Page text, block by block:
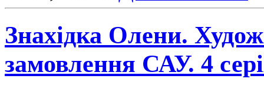
Знахідка Олени.
замовлення САУ. 4